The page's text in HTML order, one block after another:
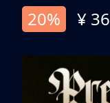
20%
¥ 36